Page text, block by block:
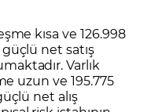
kısa ve 126.998
net satış
Varlık
uzun ve 195.775
net alış